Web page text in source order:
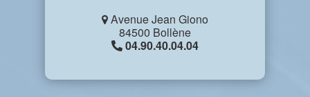
Avenue Jean Giono
84500 Bollène
04.90.40.04.04